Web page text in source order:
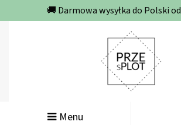
🚚 Darmowa wysyłka do Polski od
Menu